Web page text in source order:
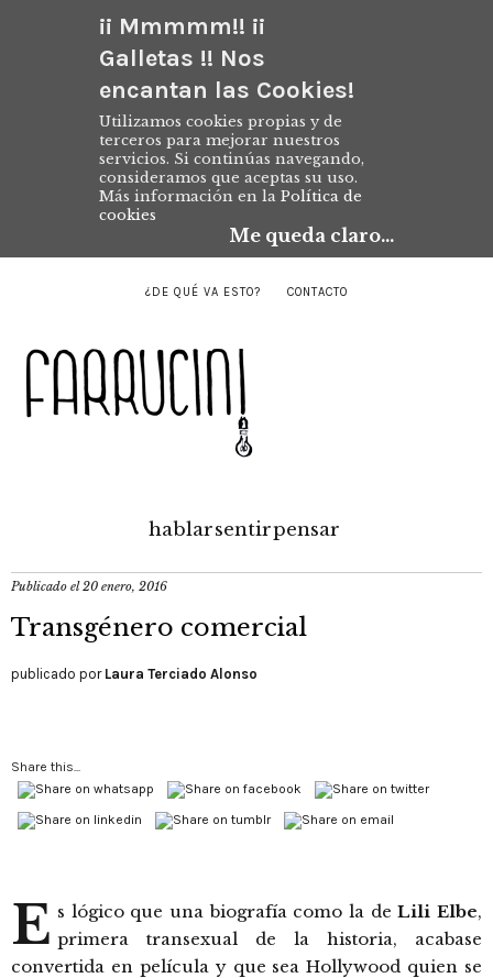
¡¡ Mmmmm!! ¡¡
Galletas !! Nos
encantan las Cookies!
Utilizamos cookies propias y de
terceros para mejorar nuestros
servicios. Si continúas navegando,
consideramos que aceptas su uso.
Más información en la Política de
cookies
Me queda claro...
¿DE QUÉ VA ESTO? CONTACTO
hablarsentirpensar
Publicado el20 enero, 2016
Transgénero comercial
publicado por Laura Terciado Alonso
Share this...
E s lógico que una biografía como la de Lili Elbe,
primera transexual de la historia, acabase
convertida en película y que sea Hollywood quien se